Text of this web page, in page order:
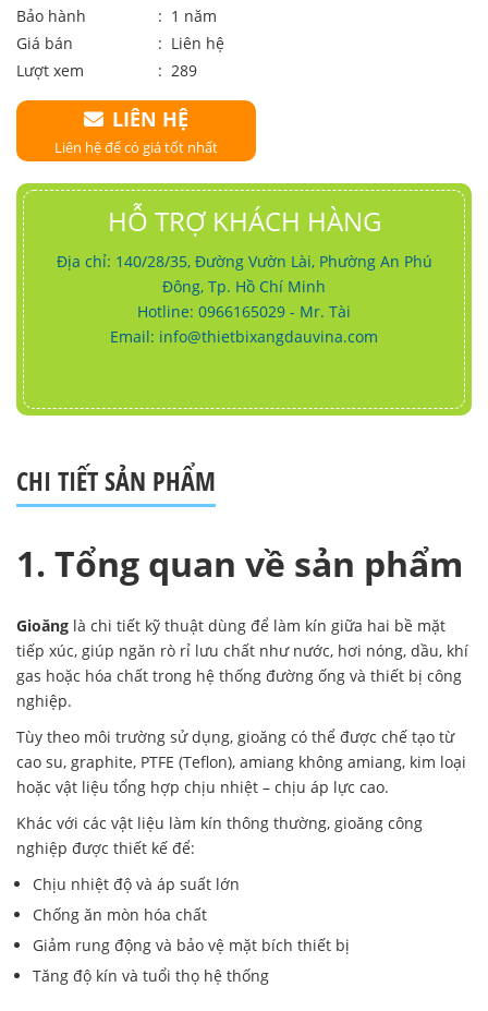
Bảo hành
: 1 năm
Giá bán
: Liên hệ
Lượt xem
: 289
LIÊN HỆ
Liên hệ để có giá tốt nhất
HỖ TRỢ KHÁCH HÀNG
Địa chỉ: 140/28/35, Đường Vườn Lài, Phường An Phú
Đông, Tp. Hồ Chí Minh
Hotline: 0966165029 - Mr. Tài
Email: info@thietbixangdauvina.com
CHI TIẾT SẢN PHẨM
1. Tổng quan về sản phẩm
Gioăng là chi tiết kỹ thuật dùng để làm kín giữa hai bề mặt
tiếp xúc, giúp ngăn rò rỉ lưu chất như nước, hơi nóng, dầu, khí
gas hoặc hóa chất trong hệ thống đường ống và thiết bị công
nghiệp.
Tùy theo môi trường sử dụng, gioăng có thể được chế tạo từ
cao su, graphite, PTFE (Teflon), amiang không amiang, kim loại
hoặc vật liệu tổng hợp chịu nhiệt – chịu áp lực cao.
Khác với các vật liệu làm kín thông thường, gioăng công
nghiệp được thiết kế để:
Chịu nhiệt độ và áp suất lớn
Chống ăn mòn hóa chất
Giảm rung động và bảo vệ mặt bích thiết bị
Tăng độ kín và tuổi thọ hệ thống